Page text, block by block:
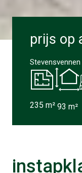
prijs op
235 m² 93 m²